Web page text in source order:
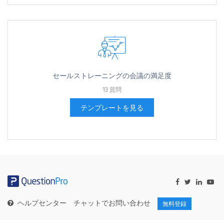
セールストレーニングの会議の満足度
13 質問
テンプレートを見る
ヘルプセンター チャットでお問い合わせ 無料登録